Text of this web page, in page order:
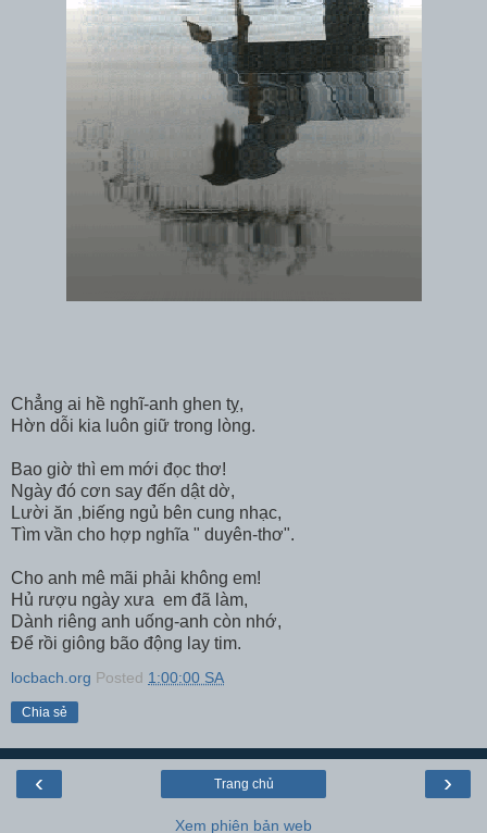
Chẳng ai hề nghĩ-anh ghen tỵ,
Hờn dỗi kia luôn giữ trong lòng.
Bao giờ thì em mới đọc thơ!
Ngày đó cơn say đến dật dờ,
Lười ăn ,biếng ngủ bên cung nhạc,
Tìm vần cho hợp nghĩa " duyên-thơ".
Cho anh mê mãi phải không em!
Hủ rượu ngày xưa em đã làm,
Dành riêng anh uống-anh còn nhớ,
Để rồi giông bão động lay tim.
locbach.org Posted 1:00:00 SA
Chia sẻ
‹ ›
Trang chủ
Xem phiên bản web